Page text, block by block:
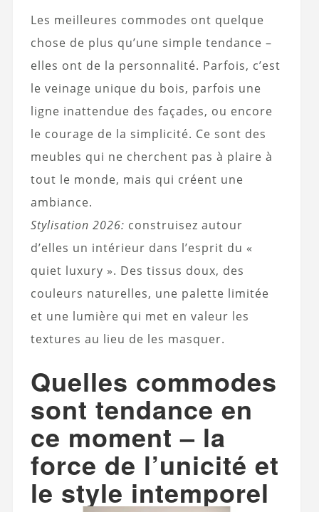
Les meilleures commodes ont quelque
chose de plus qu’une simple tendance –
elles ont de la personnalité. Parfois, c’est
le veinage unique du bois, parfois une
ligne inattendue des façades, ou encore
le courage de la simplicité. Ce sont des
meubles qui ne cherchent pas à plaire à
tout le monde, mais qui créent une
ambiance.
Stylisation 2026: construisez autour
d’elles un intérieur dans l’esprit du «
quiet luxury ». Des tissus doux, des
couleurs naturelles, une palette limitée
et une lumière qui met en valeur les
textures au lieu de les masquer.
Quelles commodes
sont tendance en
ce moment – la
force de l’unicité et
le style intemporel